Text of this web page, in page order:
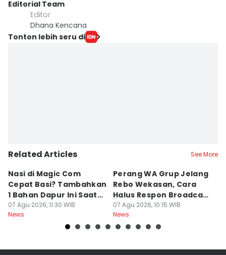
Editorial Team
Editor
Dhana Kencana
Tonton lebih seru di
Related Articles See More
Nasi di Magic Com
Cepat Basi? Tambahkan
1 Bahan Dapur Ini Saat
Menanak, Awet 2 Hari
07 Agu 2026, 11:30 WIB
News
Perang WA Grup Jelang
Rebo Wekasan, Cara
Halus Respon Broadcast
Parno
07 Agu 2026, 10:15 WIB
News